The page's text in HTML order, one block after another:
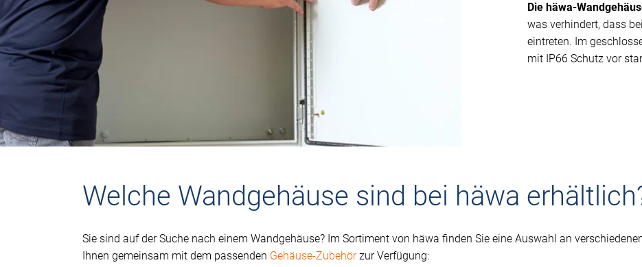
Die häwa-
was verhindert, dass
eintreten. Im
mit IP66 Schutz vor
Welche Wandgehäuse sind bei häwa
Sie sind auf der Suche nach einem Wandgehäuse? Im Sortiment von häwa finden Sie eine Auswahl an
Ihnen gemeinsam mit dem passenden Gehäuse-Zubehörzur Verfügung: